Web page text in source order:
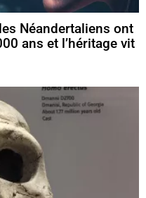
Néandertaliens ont
ans et l’héritage vit